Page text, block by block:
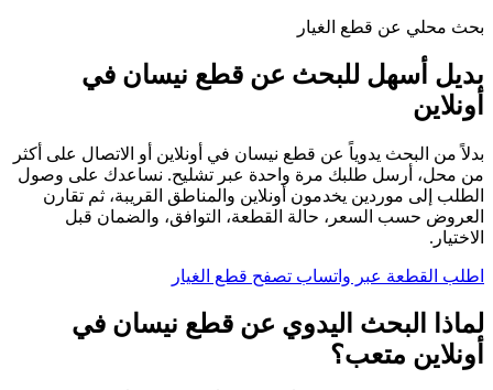
بحث محلي عن قطع الغيار
بديل أسهل للبحث عن قطع نيسان في
أونلاين
بدلاً من البحث يدوياً عن قطع نيسان في أونلاين أو الاتصال على أكثر
من محل، أرسل طلبك مرة واحدة عبر تشليح. نساعدك على وصول
الطلب إلى موردين يخدمون أونلاين والمناطق القريبة، ثم تقارن
العروض حسب السعر، حالة القطعة، التوافق، والضمان قبل
الاختيار.
اطلب القطعة عبر واتساب تصفح قطع الغيار
لماذا البحث اليدوي عن قطع نيسان في
أونلاين متعب؟